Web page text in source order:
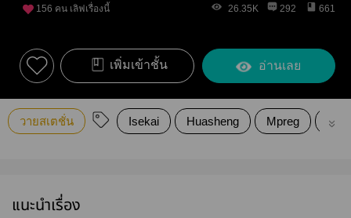
156 คน เลิฟเรื่องนี้ 26.35K 292 661
เพิ่มเข้าชั้น อ่านเลย
วายสเตชั่น Isekai Huasheng Mpreg
แนะนำเรื่อง